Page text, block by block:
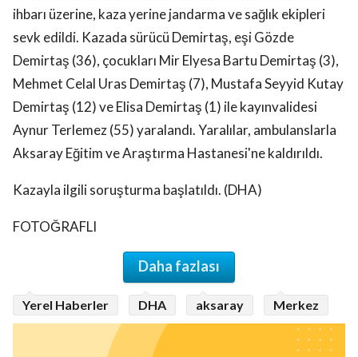
ihbarı üzerine, kaza yerine jandarma ve sağlık ekipleri
sevk edildi. Kazada sürücü Demirtaş, eşi Gözde
Demirtaş (36), çocukları Mir Elyesa Bartu Demirtaş (3),
Mehmet Celal Uras Demirtaş (7), Mustafa Seyyid Kutay
Demirtaş (12) ve Elisa Demirtaş (1) ile kayınvalidesi
Aynur Terlemez (55) yaralandı. Yaralılar, ambulanslarla
Aksaray Eğitim ve Araştırma Hastanesi'ne kaldırıldı.
Kazayla ilgili soruşturma başlatıldı. (DHA)
FOTOĞRAFLI
Daha fazlası
Yerel Haberler DHA aksaray Merkez